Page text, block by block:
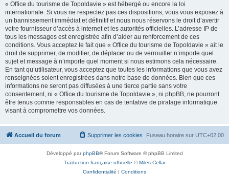
« Office du tourisme de Topoldavie » est hébergé ou encore la loi
internationale. Si vous ne respectez pas ces dispositions, vous vous exposez à
un bannissement immédiat et définitif et nous nous réservons le droit d’avertir
votre fournisseur d’accès à internet et les autorités officielles. L’adresse IP de
tous les messages est enregistrée afin d’aider au renforcement de ces
conditions. Vous acceptez le fait que « Office du tourisme de Topoldavie » ait le
droit de supprimer, de modifier, de déplacer ou de verrouiller n’importe quel
sujet et message à n’importe quel moment si nous estimons cela nécessaire.
En tant qu’utilisateur, vous acceptez que toutes les informations que vous avez
renseignées soient enregistrées dans notre base de données. Bien que ces
informations ne seront pas diffusées à une tierce partie sans votre
consentement, ni « Office du tourisme de Topoldavie », ni phpBB, ne pourront
être tenus comme responsables en cas de tentative de piratage informatique
visant à compromettre vos données.
Accueil du forum Fuseau horaire sur UTC+02:00
Supprimer les cookies
Développé parphpBB® Forum Software © phpBB Limited
Traduction française officielle ©Miles Cellar
Confidentialité | Conditions